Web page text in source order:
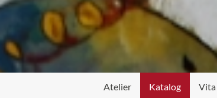
Atelier Katalog Vita
Atelier